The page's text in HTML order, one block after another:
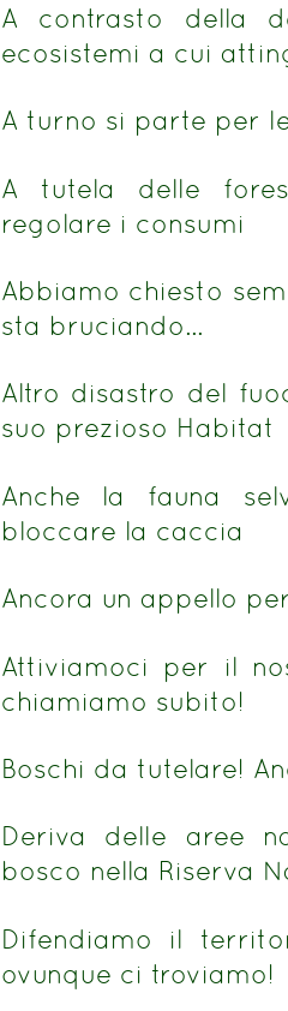
A contrasto della
ecosistemi a cui
A turno si parte per
A tutela delle
regolare i consumi
Abbiamo chiesto
sta bruciando…
Altro disastro del
suo prezioso Habitat
Anche la fauna
bloccare la caccia
Ancora un appello
Attiviamoci per il
chiamiamo subito!
Boschi da tutelare!
Deriva delle aree
bosco nella Riserva
Difendiamo il
ovunque ci troviamo!